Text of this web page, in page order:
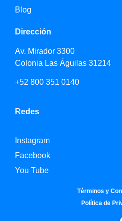
Blog
Dirección
Av. Mirador 3300
Colonia Las Águilas 31214
+52 800 351 0140
Redes
Instagram
Facebook
You Tube
Términos y
Política de